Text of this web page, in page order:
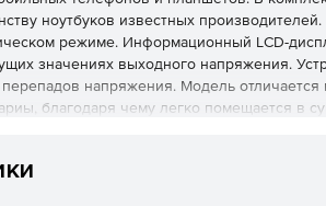
ноутбуков известных
режиме. Информационный LCD-
значениях выходного напряжения.
напряжения. Модель
благодаря чему легко помещается в